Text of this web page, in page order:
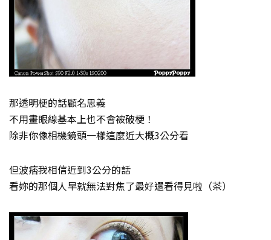
那透明梗的話顧名思義
不用畫眼線基本上也不會被破梗！
除非你像相機鏡頭一樣這麼近大概3公分看
但波痞我相信近到3公分的話
看妳的那個人早就無法對焦了最好還看得見啦（茶）